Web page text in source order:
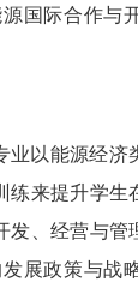
国际合作与
以能源经济
来提升学生
、经营与管
展政策与战